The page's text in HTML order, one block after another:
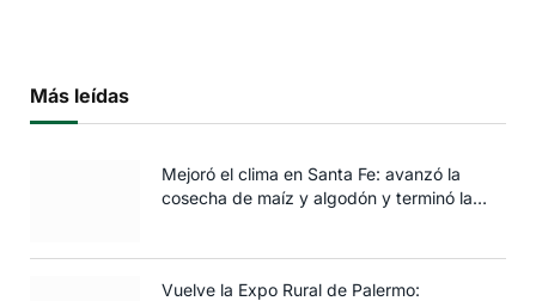
Más leídas
Mejoró el clima en Santa Fe: avanzó la
cosecha de maíz y algodón y terminó la
Vuelve la Expo Rural de Palermo: